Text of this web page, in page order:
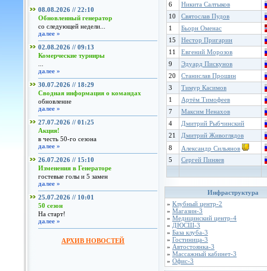
08.08.2026 // 22:10
Обновленный генератор
со следующей недели...
далее »
02.08.2026 // 09:13
Комерческие турниры
далее »
30.07.2026 // 18:29
Сводная информация о командах
обновление
далее »
27.07.2026 // 01:25
Акция!
в честь 50-го сезона
далее »
26.07.2026 // 15:10
Изменения в Генераторе
гостевые голы и 5 замен
далее »
25.07.2026 // 10:01
50 сезон
На старт!
далее »
АРХИВ НОВОСТЕЙ
6
Никита Салтыков
10
Святослав Пудов
1
Бьoрн Оменас
15
Нестор Пригарин
11
Евгений Морозов
9
Эдуард Пискунов
20
Станислав Прошин
3
Тимур Касимов
1
Артём Тимофеев
7
Максим Ненахов
4
Дмитрий Рыбчинский
21
Дмитрий Живоглядов
8
Александр Сильянов
5
Сергей Пиняев
Инфраструктура
» Клубный центр-2
» Магазин-3
» Медицинский центр-4
» ДЮСШ-3
» База клуба-3
» Гостиница-3
» Автостоянка-3
» Массажный кабинет-3
» Офис-3